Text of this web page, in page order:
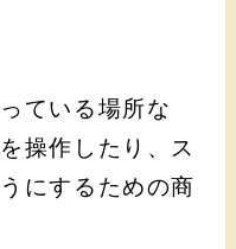
ている場所な
操作したり、ス
にするための商